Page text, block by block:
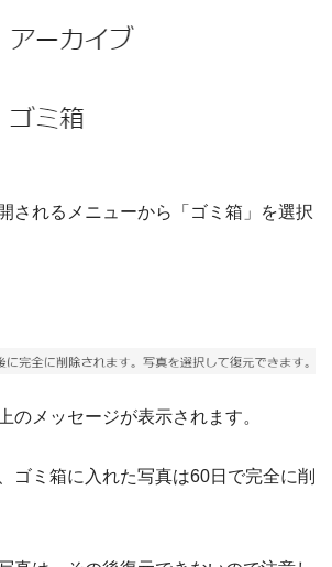
されるメニューから「ゴミ箱」を選択
のメッセージが表示されます。
ゴミ箱に入れた写真は60日で完全に削